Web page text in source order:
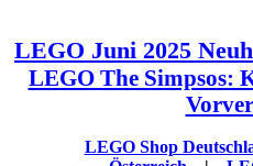
LEGO Juni 2025
LEGO The Simpsos:
LEGO Shop